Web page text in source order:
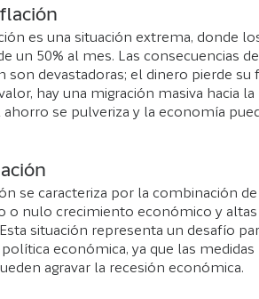
es una situación extrema, donde
un 50% al mes. Las consecuencias
son devastadoras; el dinero pierde su
hay una migración masiva hacia
ahorro se pulveriza y la economía
se caracteriza por la combinación de
o nulo crecimiento económico y altas
situación representa un desafío
económica, ya que las
agravar la recesión económica.